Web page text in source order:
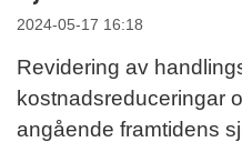
2024-05-17 16:18
Revidering av
kostnadsreduceringar
angående framtidens